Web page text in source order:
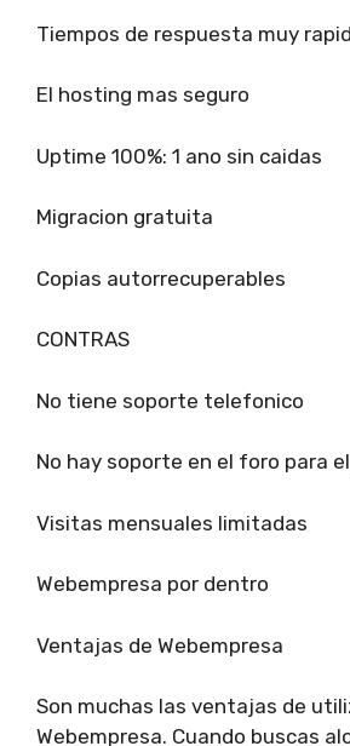
Tiempos de respuesta muy
El hosting mas seguro
Uptime 100%: 1 ano sin caidas
Migracion gratuita
Copias autorrecuperables
CONTRAS
No tiene soporte telefonico
No hay soporte en el foro para
Visitas mensuales limitadas
Webempresa por dentro
Ventajas de Webempresa
Son muchas las ventajas de
Webempresa. Cuando buscas